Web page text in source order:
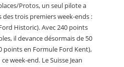
Protos, un seul pilote a
des trois premiers week-ends :
Historic). Avec 240 points
il devance désormais de 50
points en Formule Ford Kent),
week-end. Le Suisse Jean